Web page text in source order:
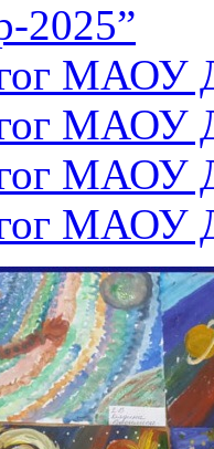
2025”
МАОУ
МАОУ
МАОУ
МАОУ